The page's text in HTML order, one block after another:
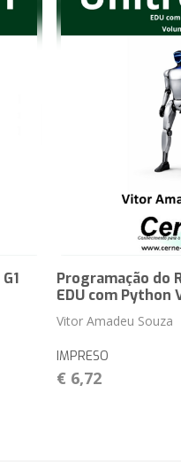
Programação do
EDU com Python
Vitor Amadeu Souza
IMPRESO
€ 6,72